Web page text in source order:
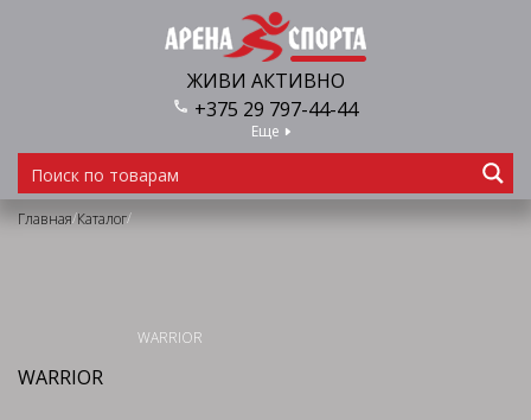
ЖИВИ АКТИВНО
+375 29 797-44-44
Еще
Главная/Каталог/
WARRIOR
WARRIOR